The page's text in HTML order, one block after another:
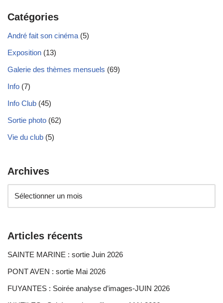
Catégories
André fait son cinéma (5)
Exposition (13)
Galerie des thèmes mensuels (69)
Info (7)
Info Club (45)
Sortie photo (62)
Vie du club (5)
Archives
Articles récents
SAINTE MARINE : sortie Juin 2026
PONT AVEN : sortie Mai 2026
FUYANTES : Soirée analyse d’images-JUIN 2026